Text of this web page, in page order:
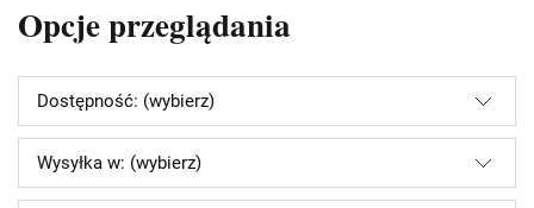
Opcje przeglądania
Dostępność: (wybierz)
Wysyłka w: (wybierz)